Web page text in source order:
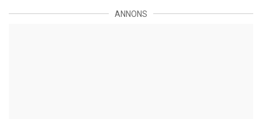
ANNONS